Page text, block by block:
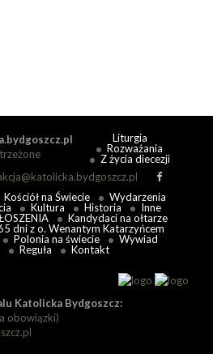
Liturgia
Rozważania
Z życia diecezji
Kościół na Świecie
Wydarzenia
Kultura Historia
Inne
Kandydaci na ołtarze
dni z o. Wenantym Katarzyńcem
Polonia na świecie
Wywiad
Reguła Kontakt
Katolicka Bydgoszcz:
obowiązki)